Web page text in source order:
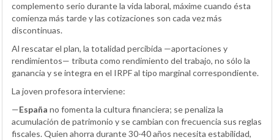
complemento serio durante la vida laboral, máxime cuando ésta
comienza más tarde y las cotizaciones son cada vez más
discontinuas.
Al rescatar el plan, la totalidad percibida —aportaciones y
rendimientos— tributa como rendimiento del trabajo, no sólo la
ganancia y se integra en el IRPF al tipo marginal correspondiente.
La joven profesora interviene:
—España no fomenta la cultura financiera; se penaliza la
acumulación de patrimonio y se cambian con frecuencia sus reglas
fiscales. Quien ahorra durante 30-40 años necesita estabilidad,